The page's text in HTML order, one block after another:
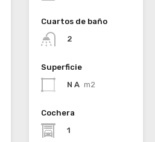
Cuartos de baño
2
Superficie
N A m2
Cochera
1